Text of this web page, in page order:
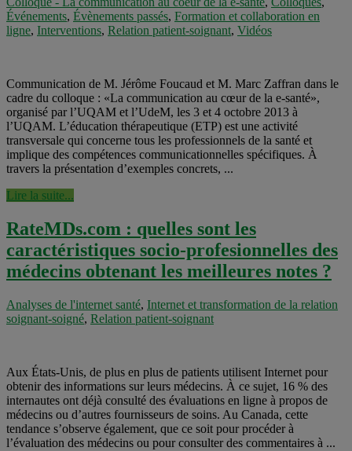
Événements, Évènements passés, Formation et collaboration en
ligne, Interventions, Relation patient-soignant, Vidéos
Communication de M. Jérôme Foucaud et M. Marc Zaffran dans le
cadre du colloque : «La communication au cœur de la e-santé»,
organisé par l’UQAM et l’UdeM, les 3 et 4 octobre 2013 à
l’UQAM. L’éducation thérapeutique (ETP) est une activité
transversale qui concerne tous les professionnels de la santé et
implique des compétences communicationnelles spécifiques. À
travers la présentation d’exemples concrets, ...
Lire la suite...
RateMDs.com : quelles sont les
caractéristiques socio-profesionnelles des
médecins obtenant les meilleures notes ?
Analyses de l'internet santé, Internet et transformation de la relation
soignant-soigné, Relation patient-soignant
Aux États-Unis, de plus en plus de patients utilisent Internet pour
obtenir des informations sur leurs médecins. À ce sujet, 16 % des
internautes ont déjà consulté des évaluations en ligne à propos de
médecins ou d’autres fournisseurs de soins. Au Canada, cette
tendance s’observe également, que ce soit pour procéder à
l’évaluation des médecins ou pour consulter des commentaires à ...